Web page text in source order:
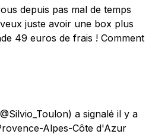
depuis pas mal de temps
juste avoir une box plus
49 euros de frais ! Comment
a signalé il y a
Alpes-Côte d'Azur